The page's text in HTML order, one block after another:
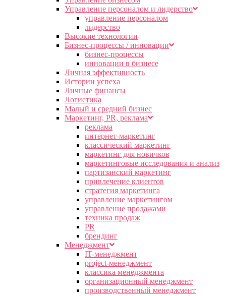
Управление персоналом и лидерство
управление персоналом
лидерство
Высокие технологии
Бизнес-процессы / инновации
бизнес-процессы
инновации в бизнесе
Личная эффективность
Истории успеха
Личные финансы
Логистика
Малый и средний бизнес
Маркетинг, PR, реклама
реклама
интернет-маркетинг
классический маркетинг
маркетинг для новичков
маркетинговые исследования и анализ
партизанский маркетинг
привлечение клиентов
стратегия маркетинга
управление маркетингом
управление продажами
техника продаж
PR
брендинг
Менеджмент
IT-менеджмент
project-менеджмент
классика менеджмента
организационный менеджмент
производственный менеджмент